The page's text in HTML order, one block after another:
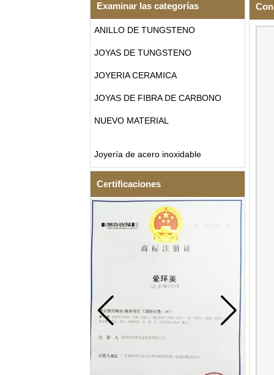
Examinar las categorías
ANILLO DE TUNGSTENO
JOYAS DE TUNGSTENO
JOYERIA CERAMICA
JOYAS DE FIBRA DE CARBONO
NUEVO MATERIAL
Joyería de acero inoxidable
Certificaciones